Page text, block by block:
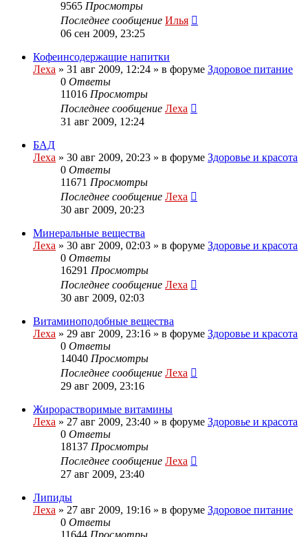
9565 Просмотры
Последнее сообщение Илья
06 сен 2009, 23:25
Кофеинсодержащие напитки
Леха » 31 авг 2009, 12:24 » в форуме Здоровое питание
0 Ответы
11016 Просмотры
Последнее сообщение Леха
31 авг 2009, 12:24
БАД
Леха » 30 авг 2009, 20:23 » в форуме Здоровье и красота
0 Ответы
11671 Просмотры
Последнее сообщение Леха
30 авг 2009, 20:23
Минеральные вещества
Леха » 30 авг 2009, 02:03 » в форуме Здоровье и красота
0 Ответы
16291 Просмотры
Последнее сообщение Леха
30 авг 2009, 02:03
Витаминоподобные вещества
Леха » 29 авг 2009, 23:16 » в форуме Здоровье и красота
0 Ответы
14040 Просмотры
Последнее сообщение Леха
29 авг 2009, 23:16
Жирорастворимые витамины
Леха » 27 авг 2009, 23:40 » в форуме Здоровье и красота
0 Ответы
18137 Просмотры
Последнее сообщение Леха
27 авг 2009, 23:40
Липиды
Леха » 27 авг 2009, 19:16 » в форуме Здоровое питание
0 Ответы
11644 Просмотры